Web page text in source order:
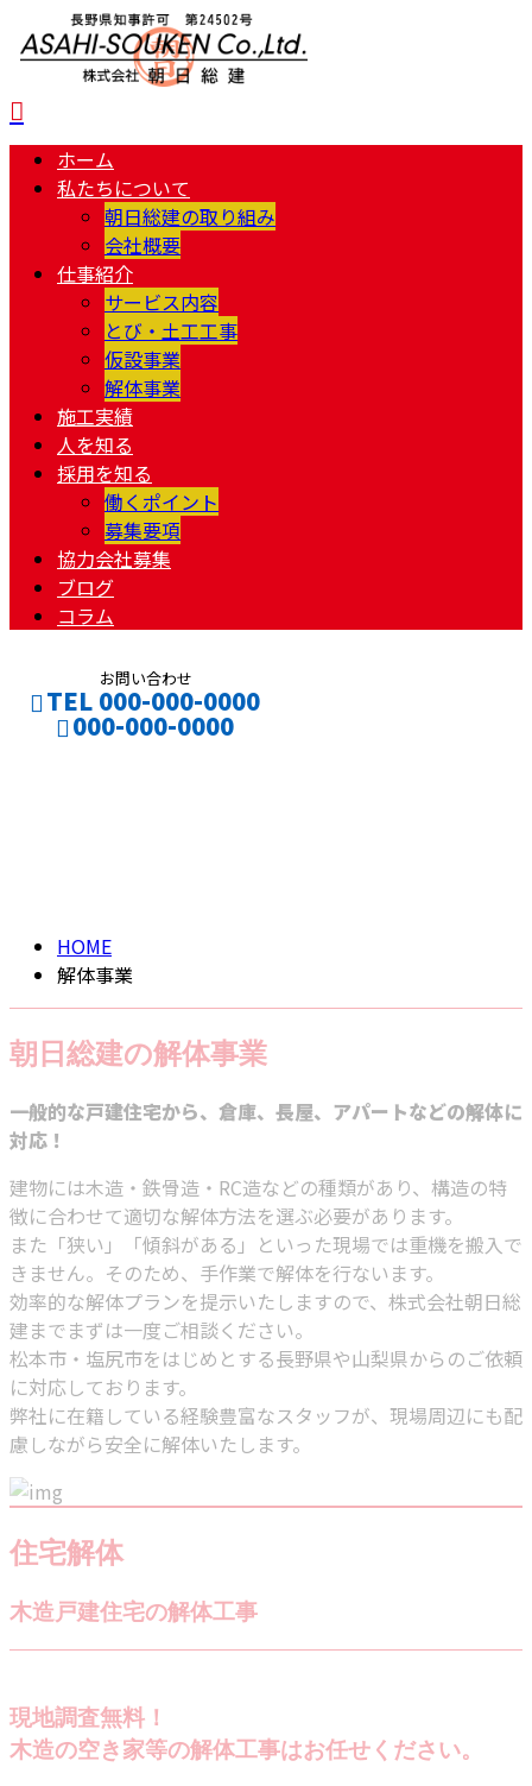
ホーム
私たちについて
朝日総建の取り組み
会社概要
仕事紹介
サービス内容
とび・土工工事
仮設事業
解体事業
施工実績
人を知る
採用を知る
働くポイント
募集要項
協力会社募集
ブログ
コラム
お問い合わせ
TEL 000-000-0000
000-000-0000
HOME
解体事業
朝日総建の解体事業
一般的な戸建住宅から、倉庫、長屋、アパートなどの解体に
対応！
建物には木造・鉄骨造・RC造などの種類があり、構造の特
徴に合わせて適切な解体方法を選ぶ必要があります。
また「狭い」「傾斜がある」といった現場では重機を搬入で
きません。そのため、手作業で解体を行ないます。
効率的な解体プランを提示いたしますので、株式会社朝日総
建までまずは一度ご相談ください。
松本市・塩尻市をはじめとする長野県や山梨県からのご依頼
に対応しております。
弊社に在籍している経験豊富なスタッフが、現場周辺にも配
慮しながら安全に解体いたします。
住宅解体
木造戸建住宅の解体工事
現地調査無料！
木造の空き家等の解体工事はお任せください。